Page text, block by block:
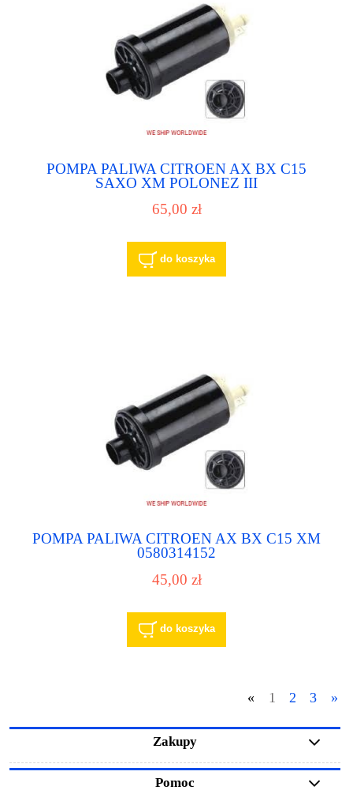
POMPA PALIWA CITROEN AX BX C15
SAXO XM POLONEZ III
65,00 zł
do koszyka
POMPA PALIWA CITROEN AX BX C15 XM
0580314152
45,00 zł
do koszyka
« 1 2 3 »
Zakupy
Pomoc